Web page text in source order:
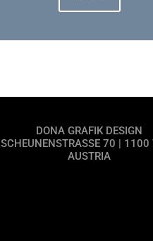
DONA GRAFIK DESIGN
SCHEUNENSTRASSE 70 | 1100
AUSTRIA